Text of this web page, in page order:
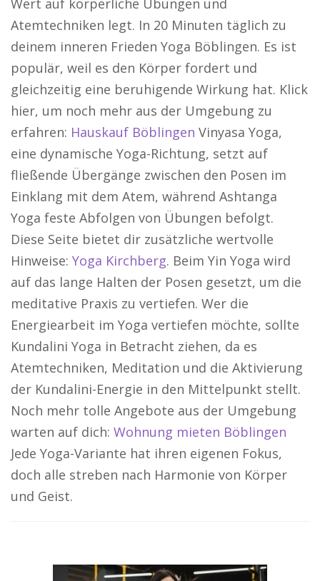
Wert auf körperliche Übungen und
Atemtechniken legt. In 20 Minuten täglich zu
deinem inneren Frieden Yoga Böblingen. Es ist
populär, weil es den Körper fordert und
gleichzeitig eine beruhigende Wirkung hat. Klick
hier, um noch mehr aus der Umgebung zu
erfahren: Hauskauf Böblingen Vinyasa Yoga,
eine dynamische Yoga-Richtung, setzt auf
fließende Übergänge zwischen den Posen im
Einklang mit dem Atem, während Ashtanga
Yoga feste Abfolgen von Übungen befolgt.
Diese Seite bietet dir zusätzliche wertvolle
Hinweise: Yoga Kirchberg. Beim Yin Yoga wird
auf das lange Halten der Posen gesetzt, um die
meditative Praxis zu vertiefen. Wer die
Energiearbeit im Yoga vertiefen möchte, sollte
Kundalini Yoga in Betracht ziehen, da es
Atemtechniken, Meditation und die Aktivierung
der Kundalini-Energie in den Mittelpunkt stellt.
Noch mehr tolle Angebote aus der Umgebung
warten auf dich: Wohnung mieten Böblingen
Jede Yoga-Variante hat ihren eigenen Fokus,
doch alle streben nach Harmonie von Körper
und Geist.